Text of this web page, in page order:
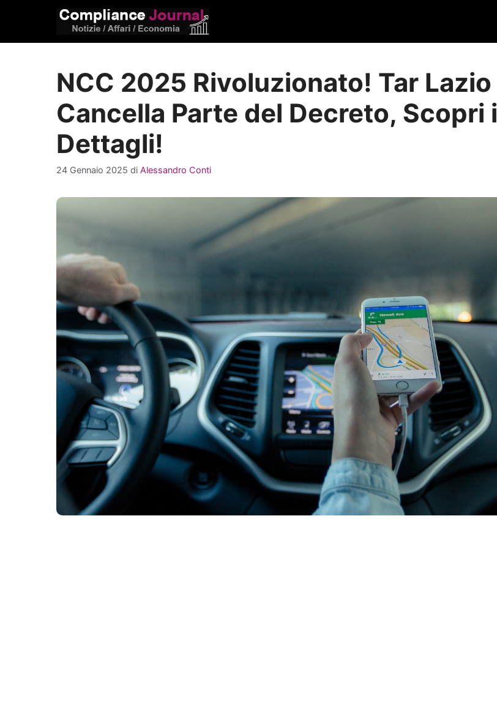
NCC 2025 Rivoluzionato! Tar Lazio
Cancella Parte del Decreto, Scopri i
Dettagli!
24 Gennaio 2025 di Alessandro Conti